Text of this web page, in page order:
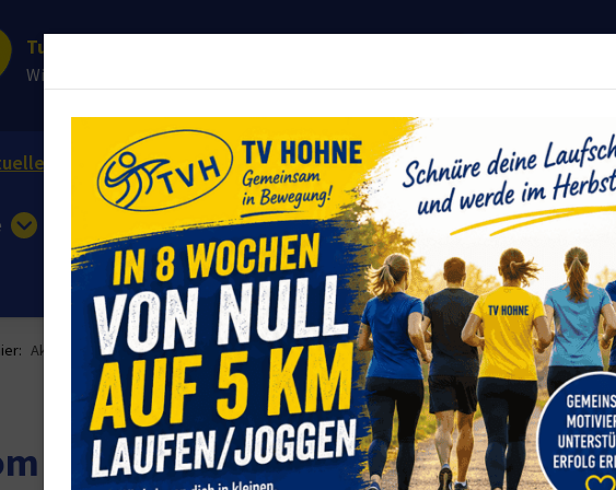
Turnverein Hohne von 1911 e.V.
Wir sorgen für Deine Fitness
Events Sportangebote Service
Aktuelles Newsroom